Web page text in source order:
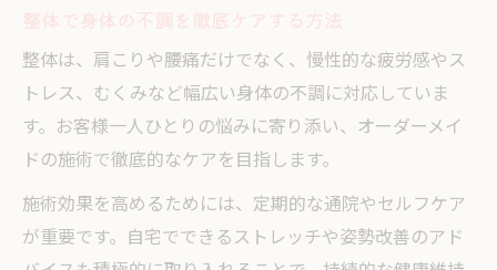
整体は、肩こりや腰痛だけでなく、慢性的な疲労感やス
トレス、むくみなど幅広い身体の不調に対応していま
す。お客様一人ひとりの悩みに寄り添い、オーダーメイ
ドの施術で徹底的なケアを目指します。
施術効果を高めるためには、定期的な通院やセルフケア
が重要です。自宅でできるストレッチや姿勢改善のアド